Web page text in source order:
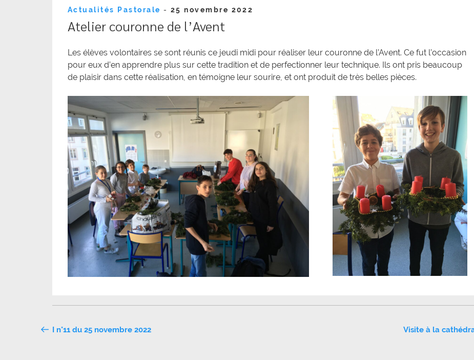
Actualités Pastorale - Publié
25 novembre 2022
Atelier couronne de l’Avent
Les élèves volontaires se sont réunis ce jeudi midi pour réaliser leur couronne de l’Avent. Ce fut l’occasion
pour eux d’en apprendre plus sur cette tradition et de perfectionner leur technique. Ils ont pris beaucoup
de plaisir dans cette réalisation, en témoigne leur sourire, et ont produit de très belles pièces.
Navigation
I n°11 du 25 novembre 2022 Visite à la